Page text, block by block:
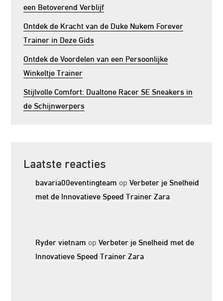
een Betoverend Verblijf
Ontdek de Kracht van de Duke Nukem Forever
Trainer in Deze Gids
Ontdek de Voordelen van een Persoonlijke
Winkeltje Trainer
Stijlvolle Comfort: Dualtone Racer SE Sneakers in
de Schijnwerpers
Laatste reacties
bavaria00eventingteam opVerbeter je Snelheid
met de Innovatieve Speed Trainer Zara
Ryder vietnam opVerbeter je Snelheid met de
Innovatieve Speed Trainer Zara